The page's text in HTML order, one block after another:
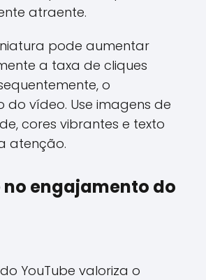
atraente.
pode aumentar
a taxa de cliques
o
do vídeo. Use imagens de
cores vibrantes e texto
atenção.
no engajamento do
YouTube valoriza o